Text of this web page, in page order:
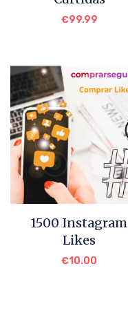
€99.99
1500 Instagram
Likes
€10.00